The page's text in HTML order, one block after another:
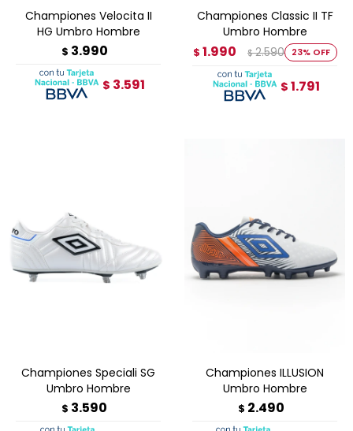
Championes Velocita II
HG Umbro Hombre
$ 3.990
$ 3.591
Championes Classic II TF
Umbro Hombre
$ 1.990 $ 2.590 23
$ 1.791
Championes Speciali SG
Umbro Hombre
$ 3.590
Championes ILLUSION
Umbro Hombre
$ 2.490